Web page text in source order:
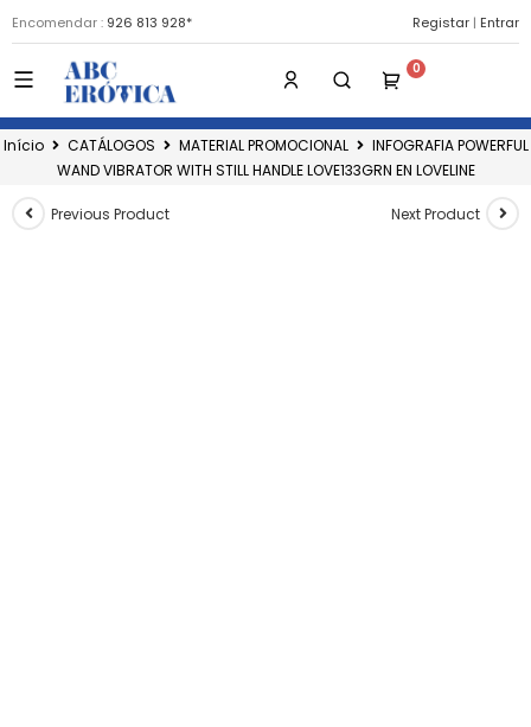
Encomendar : 926 813 928* Registar | Entrar
Início CATÁLOGOS MATERIAL PROMOCIONAL
INFOGRAFIA POWERFUL
WAND VIBRATOR WITH STILL HANDLE LOVE133GRN EN LOVELINE
Previous Product Next Product